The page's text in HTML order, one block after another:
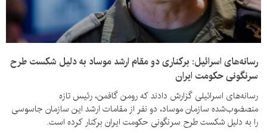
رسانه‌های اسرائیل: برکناری دو مقام ارشد موساد به دلیل شکست طرح
سرنگونی حکومت ایران
رسانه‌های اسرائیلی گزارش دادند که رومن گافمن، رئیس تازه
منصضوب‌شده سازمان موساد، دو نفر از مقامات ارشد این سازمان جاسوسی
را به دلیل شکست طرح سرنگونی حکومت ایران برکنار کرده است.